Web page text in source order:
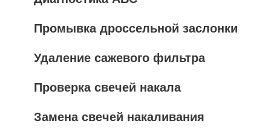
Промывка дроссельной заслонки
Удаление сажевого фильтра
Проверка свечей накала
Замена свечей накаливания